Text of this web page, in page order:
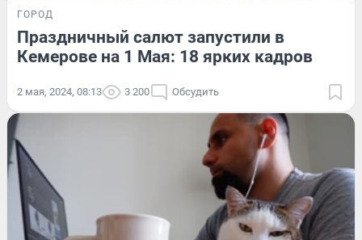
ГОРОД
Праздничный салют запустили в
Кемерове на 1 Мая: 18 ярких кадров
2 мая, 2024, 08:13 3 200 Обсудить